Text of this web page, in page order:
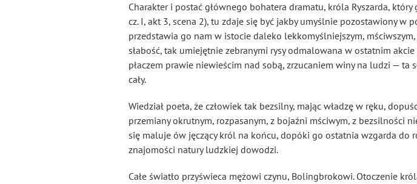
Charakter i postać głównego bohatera dramatu, króla Ryszarda,
cz. I, akt 3, scena 2), tu zdaje się być jakby umyślnie pozostawiony w
przedstawia go nam w istocie daleko lekkomyślniejszym,
słabość, tak umiejętnie zebranymi rysy odmalowana w ostatnim
płaczem prawie niewieścim nad sobą, zrzucaniem winy na ludzi —
cały.
Wiedział poeta, że człowiek tak bezsilny, mając władzę w ręku,
przemiany okrutnym, rozpasanym, z bojaźni mściwym, z bezsilności
się maluje ów jęczący król na końcu, dopóki go ostatnia wzgarda do
znajomości natury ludzkiej dowodzi.
Całe światło przyświeca mężowi czynu, Bolingbrokowi. Otoczenie